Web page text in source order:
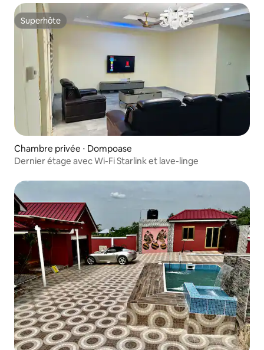
Superhôte
Superhôte
Chambre privée ⋅ Dompoase
Dernier étage avec Wi-Fi Starlink et lave-linge